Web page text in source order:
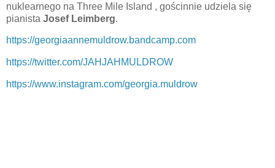
nuklearnego na Three Mile Island , gościnnie udziela się
pianista Josef Leimberg.
https://georgiaannemuldrow.bandcamp.com
https://twitter.com/JAHJAHMULDROW
https://www.instagram.com/georgia.muldrow